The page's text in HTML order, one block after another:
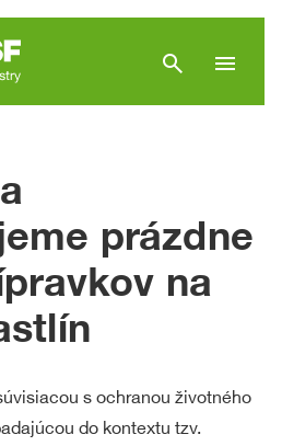
search menu
prázdne
na
s ochranou životného
do kontextu tzv.